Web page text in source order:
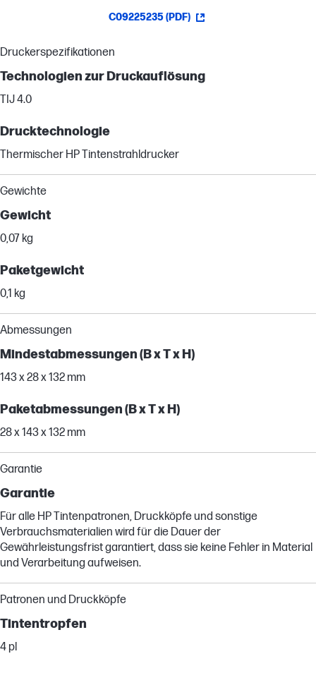
C09225235 (PDF)
Druckerspezifikationen
Technologien zur Druckauflösung
TIJ 4.0
Drucktechnologie
Thermischer HP Tintenstrahldrucker
Gewichte
Gewicht
0,07 kg
Paketgewicht
0,1 kg
Abmessungen
Mindestabmessungen (B x T x H)
143 x 28 x 132 mm
Paketabmessungen (B x T x H)
28 x 143 x 132 mm
Garantie
Garantie
Für alle HP Tintenpatronen, Druckköpfe und sonstige
Verbrauchsmaterialien wird für die Dauer der
Gewährleistungsfrist garantiert, dass sie keine Fehler in Material
und Verarbeitung aufweisen.
Patronen und Druckköpfe
Tintentropfen
4 pl